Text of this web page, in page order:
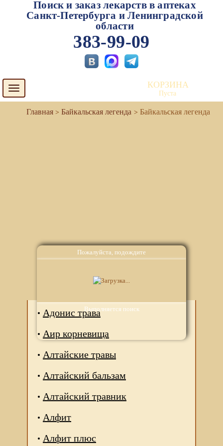
Пожалуйста, подождите
Выполняется поиск
Поиск и заказ лекарств в аптеках
Санкт-Петербурга и Ленинградской
области
383-99-09
Toggle
navigation
КОРЗИНА
Пуста
Байкальская легенда Байкальская легенда
Аналоги
Адонис трава
Аир корневища
Алтайские травы
Алтайский бальзам
Алтайский травник
Алфит
Алфит плюс